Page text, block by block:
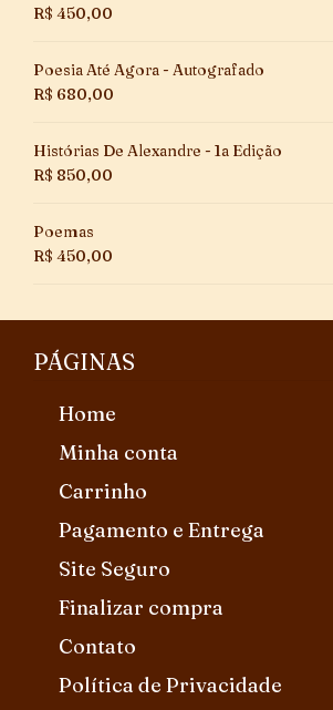
R$ 450,00
Poesia Até Agora - Autografado
R$ 680,00
Histórias De Alexandre - 1a Edição
R$ 850,00
Poemas
R$ 450,00
PÁGINAS
Home
Minha conta
Carrinho
Pagamento e Entrega
Site Seguro
Finalizar compra
Contato
Política de Privacidade